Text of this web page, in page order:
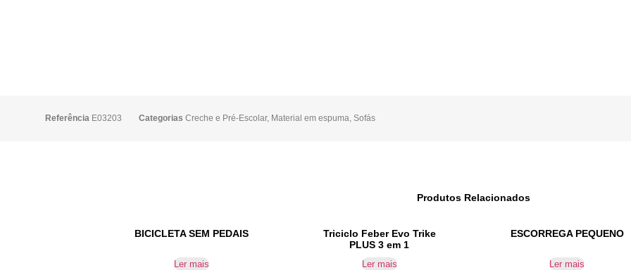
Referência E03203 Categorias Creche e Pré-Escolar, Material em espuma, Sofás
Produtos Relacionados
BICICLETA SEM PEDAIS
Ler mais
Triciclo Feber Evo Trike
PLUS 3 em 1
Ler mais
ESCORREGA PEQUENO
Ler mais